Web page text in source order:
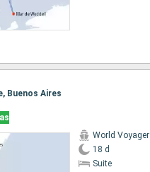
Buenos Aires
World Voyager
18 d
Suite